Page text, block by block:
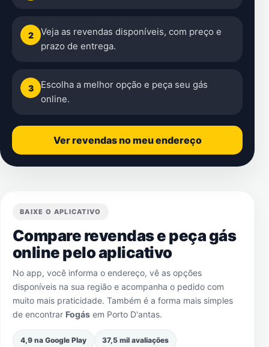
2
Veja as revendas disponíveis, com preço e
prazo de entrega.
3
Escolha a melhor opção e peça seu gás
online.
Ver revendas no meu endereço
BAIXE O APLICATIVO
Compare revendas e peça gás
online pelo aplicativo
No app, você informa o endereço, vê as opções
disponíveis na sua região e acompanha o pedido com
muito mais praticidade. Também é a forma mais simples
de encontrar Fogás em Porto D'antas.
4,9 na Google Play 37,5 mil avaliações